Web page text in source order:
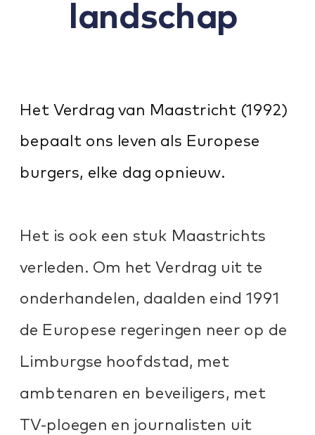
Het Verdrag van Maastricht (1992)
bepaalt ons leven als Europese
burgers, elke dag opnieuw.
Het is ook een stuk Maastrichts
verleden. Om het Verdrag uit te
onderhandelen, daalden eind 1991
de Europese regeringen neer op de
Limburgse hoofdstad, met
ambtenaren en beveiligers, met
TV-ploegen en journalisten uit
landschap